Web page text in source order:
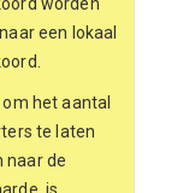
een lokaal
om het aantal
te laten
naar de